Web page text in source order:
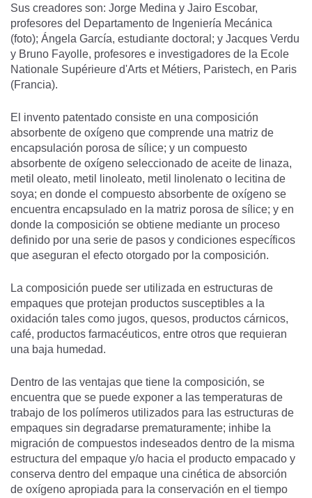
Sus creadores son: Jorge Medina y Jairo Escobar,
profesores del Departamento de Ingeniería Mecánica
(foto); Ángela García, estudiante doctoral; y Jacques Verdu
y Bruno Fayolle, profesores e investigadores de la Ecole
Nationale Supérieure d'Arts et Métiers, Paristech, en Paris
(Francia).
El invento patentado consiste en una composición
absorbente de oxígeno que comprende una matriz de
encapsulación porosa de sílice; y un compuesto
absorbente de oxígeno seleccionado de aceite de linaza,
metil oleato, metil linoleato, metil linolenato o lecitina de
soya; en donde el compuesto absorbente de oxígeno se
encuentra encapsulado en la matriz porosa de sílice; y en
donde la composición se obtiene mediante un proceso
definido por una serie de pasos y condiciones específicos
que aseguran el efecto otorgado por la composición.
La composición puede ser utilizada en estructuras de
empaques que protejan productos susceptibles a la
oxidación tales como jugos, quesos, productos cárnicos,
café, productos farmacéuticos, entre otros que requieran
una baja humedad.
Dentro de las ventajas que tiene la composición, se
encuentra que se puede exponer a las temperaturas de
trabajo de los polímeros utilizados para las estructuras de
empaques sin degradarse prematuramente; inhibe la
migración de compuestos indeseados dentro de la misma
estructura del empaque y/o hacia el producto empacado y
conserva dentro del empaque una cinética de absorción
de oxígeno apropiada para la conservación en el tiempo